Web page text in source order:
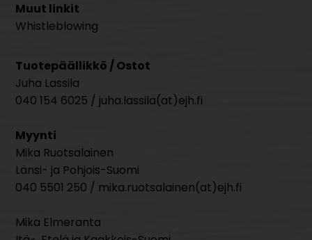
Muut linkit
Whistleblowing
Tuotepäällikkö / Ostot
Juha Lassila
040 154 6025 / juha.lassila(at)ejh.fi
Myynti
Mika Ruotsalainen
Länsi- ja Pohjois-Suomi
040 5501 250 / mika.ruotsalainen(at)ejh.fi
Mika Elmeranta